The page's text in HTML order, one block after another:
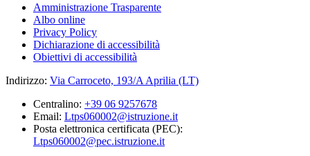
Amministrazione Trasparente
Albo online
Privacy Policy
Dichiarazione di accessibilità
Obiettivi di accessibilità
Indirizzo: Via Carroceto, 193/A Aprilia (LT)
Centralino: +39 06 9257678
Email: Ltps060002@istruzione.it
Posta elettronica certificata (PEC):
Ltps060002@pec.istruzione.it